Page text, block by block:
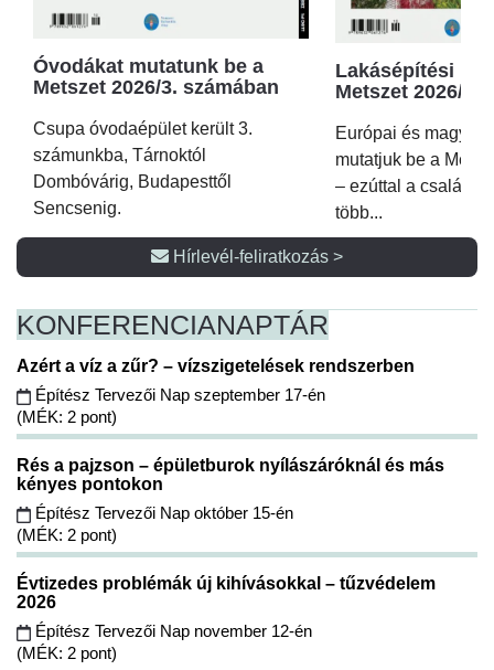
Óvodákat mutatunk be a
Metszet 2026/3. számában
Csupa óvodaépület került 3.
számunkba, Tárnoktól
Dombóvárig, Budapesttől
Sencsenig.
Lakásépítési
Metszet 2026/2.
Európai és magyar
mutatjuk be a
– ezúttal a családi
több...
Hírlevél-feliratkozás >
KONFERENCIANAPTÁR
Azért a víz a zűr? – vízszigetelések rendszerben
Építész Tervezői Nap szeptember 17-én
(MÉK: 2 pont)
Rés a pajzson – épületburok nyílászáróknál és más
kényes pontokon
Építész Tervezői Nap október 15-én
(MÉK: 2 pont)
Évtizedes problémák új kihívásokkal – tűzvédelem
2026
Építész Tervezői Nap november 12-én
(MÉK: 2 pont)